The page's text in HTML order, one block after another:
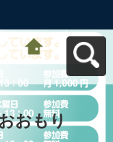
大田区区民活動情報
サイト オーちゃんネ
ットへ戻る
おもり